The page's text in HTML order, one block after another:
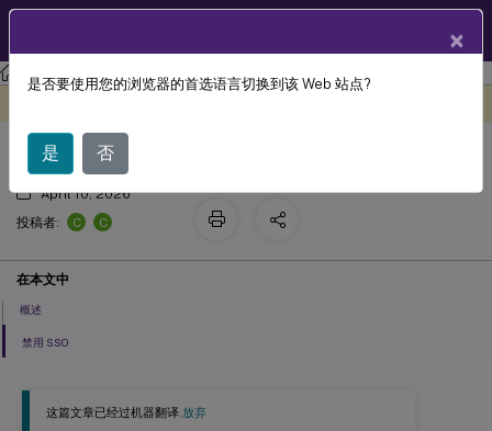
Linux 虚拟投递代理 Citrix Linux 虚拟投递代理 2210
这篇文章已经过机器翻译.放弃
非 SSO 身份验证
April 10, 2026
投稿者:
C C
在本文中
概述
禁用 SSO
×
是否要使用您的浏览器的首选语言切换到该 Web 站点?
是 否